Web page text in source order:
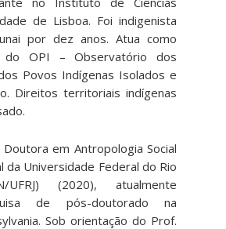
de Lisboa. Foi indigenista
por dez anos. Atua como
do OPI – Observatório dos
Povos Indígenas Isolados e
Direitos territoriais indígenas
Doutora em Antropologia Social
da Universidade Federal do Rio
(2020), atualmente
de pós-doutorado na
Sob orientação do Prof.